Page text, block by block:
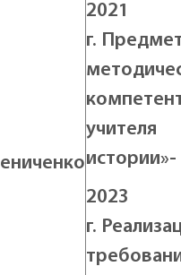
2021
г.
учителя
истории»-
2023
г.